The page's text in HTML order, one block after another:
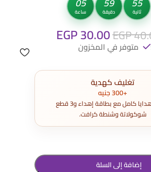
ساعة دقيقة ثانية
EGP
EGP30.00
تغليف كهدية
+300 جنيه
تغليف هدايا كامل مع بطاقة إهداء و3 قطع
شوكولاتة وشنطة كرافت.
إضافة إلى السلة